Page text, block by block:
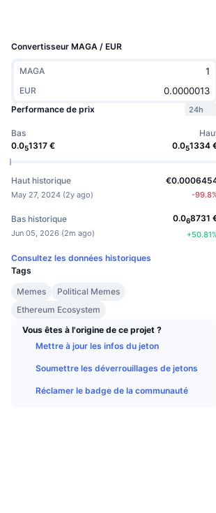
Convertisseur MAGA / EUR
MAGA
EUR
Performance de prix
24h
Bas
0.051317 €
0.051334
Haut historique
May 27, 2024 (2y ago) -99.8
Bas historique
Jun 05, 2026 (2m ago)
0.068731
+50.81
Consultez les données historiques
Tags
Memes
Political Memes
Ethereum Ecosystem
Vous êtes à l'origine de ce projet ?
Mettre à jour les infos du jeton
Soumettre les déverrouillages de jetons
Réclamer le badge de la communauté